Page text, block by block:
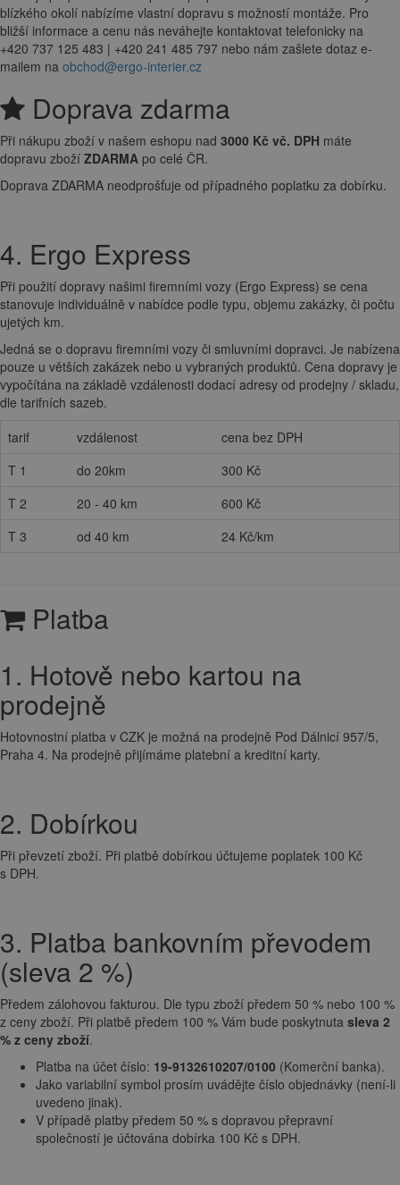
blízkého okolí nabízíme vlastní dopravu s možností montáže. Pro
bližší informace a cenu nás neváhejte kontaktovat telefonicky na
+420 737 125 483 | +420 241 485 797 nebo nám zašlete dotaz e-
mailem na obchod@ergo-interier.cz
Doprava zdarma
Při nákupu zboží v našem eshopu nad 3000 Kč vč. DPH máte
dopravu zboží ZDARMA po celé ČR.
Doprava ZDARMA neodprošťuje od případného poplatku za dobírku.
4. Ergo Express
Při použití dopravy našimi firemními vozy (Ergo Express) se cena
stanovuje individuálně v nabídce podle typu, objemu zakázky, či počtu
ujetých km.
Jedná se o dopravu firemními vozy či smluvními dopravci. Je nabízena
pouze u větších zakázek nebo u vybraných produktů. Cena dopravy je
vypočítána na základě vzdálenosti dodací adresy od prodejny / skladu,
dle tarifních sazeb.
tarif
vzdálenost
cena bez DPH
T 1
do 20km
300 Kč
T 2
20 - 40 km
600 Kč
T 3
od 40 km 24 Kč/km
Platba
1. Hotově nebo kartou na
prodejně
Hotovnostní platba v CZK je možná na prodejně Pod Dálnicí 957/5,
Praha 4. Na prodejně přijímáme platební a kreditní karty.
2. Dobírkou
Při převzetí zboží. Při platbě dobírkou účtujeme poplatek 100 Kč
s DPH.
3. Platba bankovním převodem
(sleva 2 %)
Předem zálohovou fakturou. Dle typu zboží předem 50 % nebo 100 %
z ceny zboží. Při platbě předem 100 % Vám bude poskytnuta sleva 2
% z ceny zboží.
Platba na účet číslo: 19-9132610207/0100 (Komerční banka).
Jako variabilní symbol prosím uvádějte číslo objednávky (není-li
uvedeno jinak).
V případě platby předem 50 % s dopravou přepravní
společností je účtována dobírka 100 Kč s DPH.